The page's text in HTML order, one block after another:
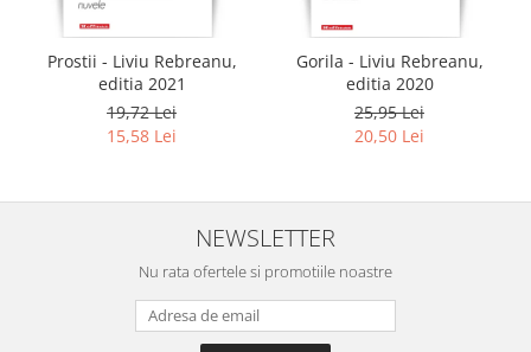
Prostii - Liviu Rebreanu,
editia 2021
19,72 Lei
15,58 Lei
Gorila - Liviu Rebreanu,
editia 2020
25,95 Lei
20,50 Lei
NEWSLETTER
Nu rata ofertele si promotiile noastre